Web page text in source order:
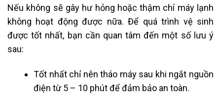
Nếu không sẽ gây hư hỏng hoặc thậm chí máy lạnh
không hoạt động được nữa. Để quá trình vệ sinh
được tốt nhất, bạn cần quan tâm đến một số lưu ý
sau:
Tốt nhất chỉ nên tháo máy sau khi ngắt nguồn
điện từ 5 – 10 phút để đảm bảo an toàn.